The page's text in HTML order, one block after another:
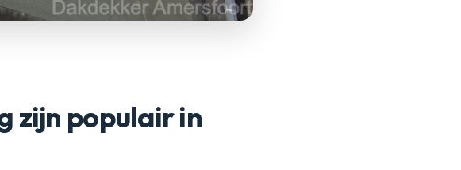
zijn populair in